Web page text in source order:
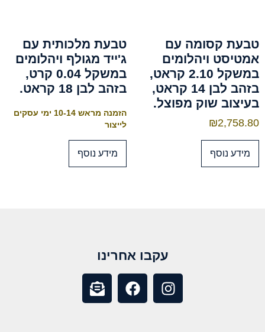
טבעת קסומה עם
אמטיסט ויהלומים
במשקל 2.10 קראט,
בזהב לבן 14 קראט,
בעיצוב שוק מפוצל.
₪2,758.80
מידע נוסף
טבעת מלכותית עם
ג'ייד מגולף ויהלומים
במשקל 0.04 קרט,
בזהב לבן 18 קראט.
הזמנה מראש 10-14 ימי עסקים
לייצור
מידע נוסף
עקבו אחרינו